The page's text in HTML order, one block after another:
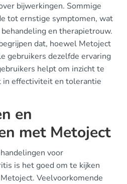
bijwerkingen. Sommige
tot ernstige symptomen, wat
en therapietrouw.
dat, hoewel Metoject
gebruikers dezelfde ervaring
helpt om inzicht te
in effectiviteit en tolerantie
en
met Metoject
voor
is het goed om te kijken
Veelvoorkomende